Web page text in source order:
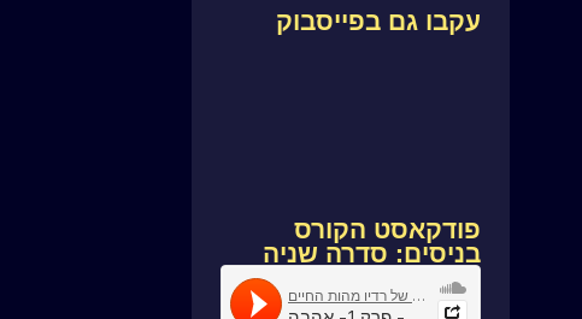
עקבו גם בפייסבוק
פודקאסט הקורס
בניסים: סדרה שניה